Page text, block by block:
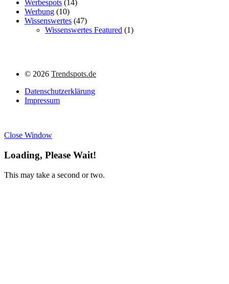
Werbespots (14)
Werbung (10)
Wissenswertes (47)
Wissenswertes Featured (1)
© 2026 Trendspots.de
Datenschutzerklärung
Impressum
Close Window
Loading, Please Wait!
This may take a second or two.